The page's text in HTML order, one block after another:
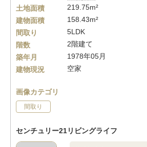
土地面積
219.75m²
建物面積
158.43m²
間取り
5LDK
階数
2階建て
築年月
1978年05月
建物現況
空家
画像カテゴリ
間取り
センチュリー21リビングライフ